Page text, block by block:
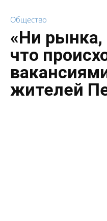
Общество
«Ни рынка,
что
жителей